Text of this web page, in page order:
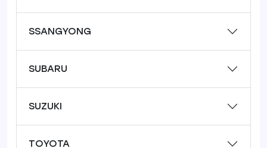
SSANGYONG
SUBARU
SUZUKI
TOYOTA